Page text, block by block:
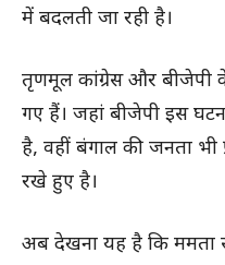
में बदलती जा रही है।
तृणमूल कांग्रेस और बीजेपी
गए हैं। जहां बीजेपी इस
है, वहीं बंगाल की जनता भी
रखे हुए है।
अब देखना यह है कि ममता